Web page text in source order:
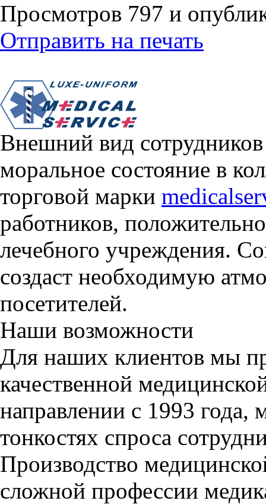
Просмотров 797 и
Отправить на печать
Внешний вид сотрудников
моральное состояние в
торговой марки
работников,
лечебного учреждения.
создаст необходимую
посетителей.
Наши возможности
Для наших клиентов мы
качественной
направлении с 1993 года,
тонкостях спроса
Производство
сложной профессии